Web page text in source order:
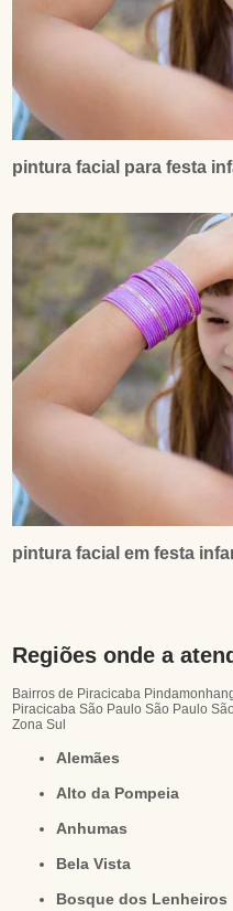
pintura facial para festa
pintura facial em festa
Regiões onde a
Bairros de Piracicaba
Piracicaba São Paulo São Paulo
Zona Sul
Alemães
Alto da Pompeia
Anhumas
Bela Vista
Bosque dos Lenheiros